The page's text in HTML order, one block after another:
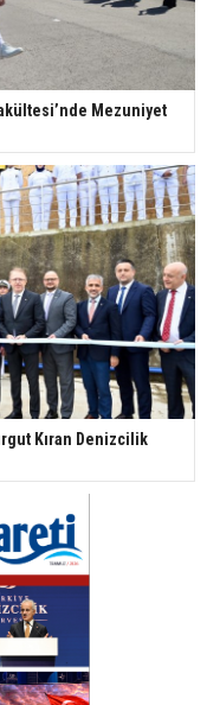
Mezuniyet
Kıran Denizcilik